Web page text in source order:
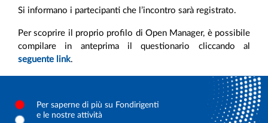
Si informano i partecipanti che l’incontro sarà registrato.
Per scoprire il proprio profilo di Open Manager, è possibile
compilare in anteprima il questionario cliccando al
seguente link.
Per saperne di più su Fondirigenti
e le nostre attività